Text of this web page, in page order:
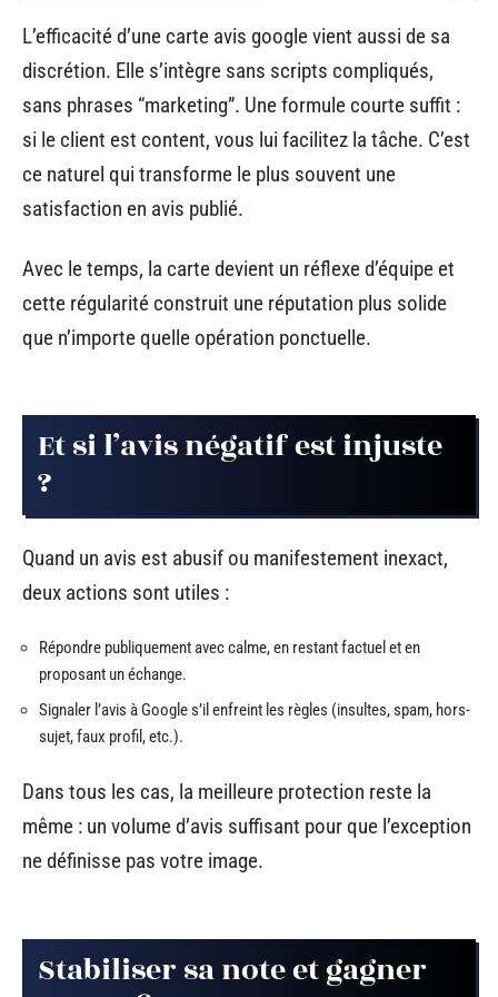
L’efficacité d’une carte avis google vient aussi de sa
discrétion. Elle s’intègre sans scripts compliqués,
sans phrases “marketing”. Une formule courte suffit :
si le client est content, vous lui facilitez la tâche. C’est
ce naturel qui transforme le plus souvent une
satisfaction en avis publié.
Avec le temps, la carte devient un réflexe d’équipe et
cette régularité construit une réputation plus solide
que n’importe quelle opération ponctuelle.
Et si l’avis négatif est injuste
?
Quand un avis est abusif ou manifestement inexact,
deux actions sont utiles :
Répondre publiquement avec calme, en restant factuel et en
proposant un échange.
Signaler l’avis à Google s’il enfreint les règles (insultes, spam, hors-
sujet, faux profil, etc.).
Dans tous les cas, la meilleure protection reste la
même : un volume d’avis suffisant pour que l’exception
ne définisse pas votre image.
Stabiliser sa note et gagner